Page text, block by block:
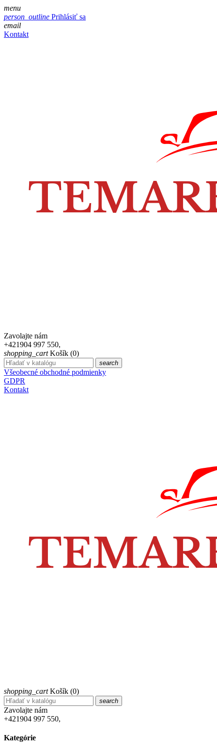
menu
person_outline Prihlásiť sa
email
Kontakt
Zavolajte nám
+421904 997 550,
shopping_cart Košík (0)
search
Všeobecné obchodné podmienky
GDPR
Kontakt
shopping_cart Košík (0)
search
Zavolajte nám
+421904 997 550,
Kategórie